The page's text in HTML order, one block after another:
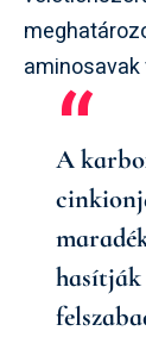
A
hasítják